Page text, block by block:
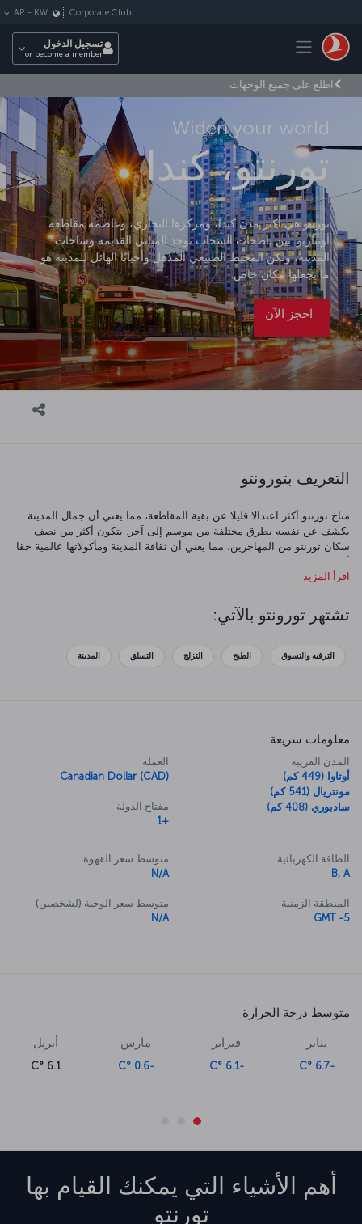
Toggle navigation
Corporate Club
AR - KW
تسجيل الدخول
or become a member
اطلع على جميع الوجهات
Widen your world
تورنتو، كندا
تورنتو هي أكبر مدن كندا، ومركزها التجاري، وعاصمة مقاطعة
أونتاريو. بين ناطحات السحاب توجد المباني القديمة وساحات
المدينة، ولكن المحيط الطبيعي المذهل وأحيانًا الهائل للمدينة هو
ما يجعلها مكان خاص.
احجز الآن
التعريف بتورونتو
مناخ تورنتو أكثر اعتدالا قليلا عن بقية المقاطعة، مما يعني أن جمال المدينة
يكشف عن نفسه بطرق مختلفة من موسم إلى آخر. يتكون أكثر من نصف
سكان تورنتو من المهاجرين، مما يعني أن ثقافة المدينة ومأكولاتها عالمية حقا.
متر - توجه إلى الأعلى لمشاهدة بعض المناظر الساحرة للمدينة. هناك
لوما شاتو ومتحف باتا للأحذية ومتحف أونتاريو الملكي ومعرض الفنون في
أونتاريو، حيث ستجد قطعا من أمثال سيزان وفان جوخ وبيكاسو. ويمكنك
الاستمتاع بالطعام الرائع كالأطباق البحرية التي تحوي سمك أبي منقار
اقرأ المزيد
تشتهر تورونتو بالآتي:
الترفيه والتسوق الطبخ التزلج التسلق المدينة
معلومات سريعة
المدن القريبة
أوتاوا (449 كم)
مونتريال (541 كم)
سادبوري (408 كم)
العملة
Canadian Dollar (CAD)
مفتاح الدولة
+1
الطاقة الكهربائية
B, A
المنطقة الزمنية
GMT -5
متوسط سعر القهوة
N/A
متوسط سعر الوجبة (لشخصين)
N/A
متوسط درجة الحرارة
يناير
-6.7 °C
فبراير
-6.1 °C
مارس
-0.6 °C
أبريل
6.1 °C
أهم الأشياء التي يمكنك القيام بها
تورنتو